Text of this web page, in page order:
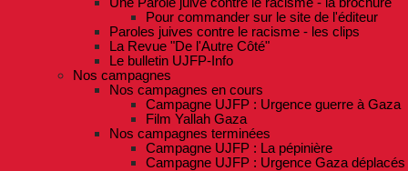
Pour commander sur le site de l'éditeur
Paroles juives contre le racisme - les clips
La Revue "De l'Autre Côté"
Le bulletin UJFP-Info
Nos campagnes
Nos campagnes en cours
Campagne UJFP : Urgence guerre à Gaza
Film Yallah Gaza
Nos campagnes terminées
Campagne UJFP : La pépinière
Campagne UJFP : Urgence Gaza déplacés